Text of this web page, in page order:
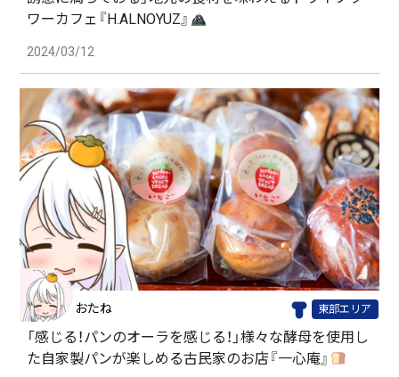
ワーカフェ『H.ALNOYUZ』
2024/03/12
おたね 東部エリア
「感じる！パンのオーラを感じる！」様々な酵母を使用し
た自家製パンが楽しめる古民家のお店『一心庵』